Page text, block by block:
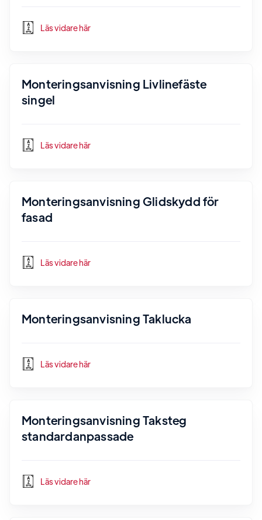
Läs vidare här
Monteringsanvisning Livlinefäste
singel
Läs vidare här
Monteringsanvisning Glidskydd för
fasad
Läs vidare här
Monteringsanvisning Taklucka
Läs vidare här
Monteringsanvisning Taksteg
standardanpassade
Läs vidare här